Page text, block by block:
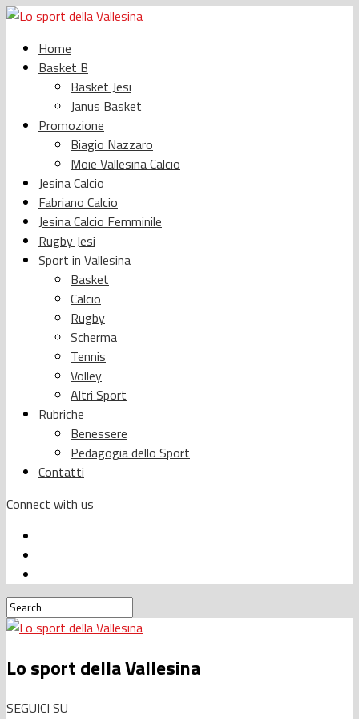
Home
Basket B
Basket Jesi
Janus Basket
Promozione
Biagio Nazzaro
Moie Vallesina Calcio
Jesina Calcio
Fabriano Calcio
Jesina Calcio Femminile
Rugby Jesi
Sport in Vallesina
Basket
Calcio
Rugby
Scherma
Tennis
Volley
Altri Sport
Rubriche
Benessere
Pedagogia dello Sport
Contatti
Connect with us
Lo sport della Vallesina
SEGUICI SU